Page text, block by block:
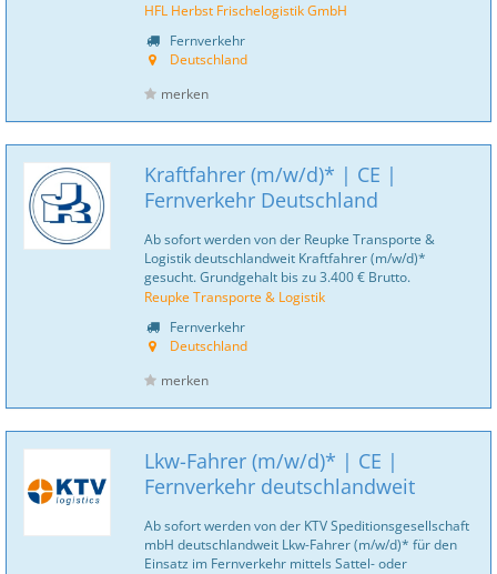
HFL Herbst Frischelogistik GmbH
Fernverkehr
Deutschland
merken
Kraftfahrer (m/w/d)* | CE |
Fernverkehr Deutschland
Ab sofort werden von der Reupke Transporte &
Logistik deutschlandweit Kraftfahrer (m/w/d)*
gesucht. Grundgehalt bis zu 3.400 € Brutto.
Reupke Transporte & Logistik
Fernverkehr
Deutschland
merken
Lkw-Fahrer (m/w/d)* | CE |
Fernverkehr deutschlandweit
Ab sofort werden von der KTV Speditionsgesellschaft
mbH deutschlandweit Lkw-Fahrer (m/w/d)* für den
Einsatz im Fernverkehr mittels Sattel- oder